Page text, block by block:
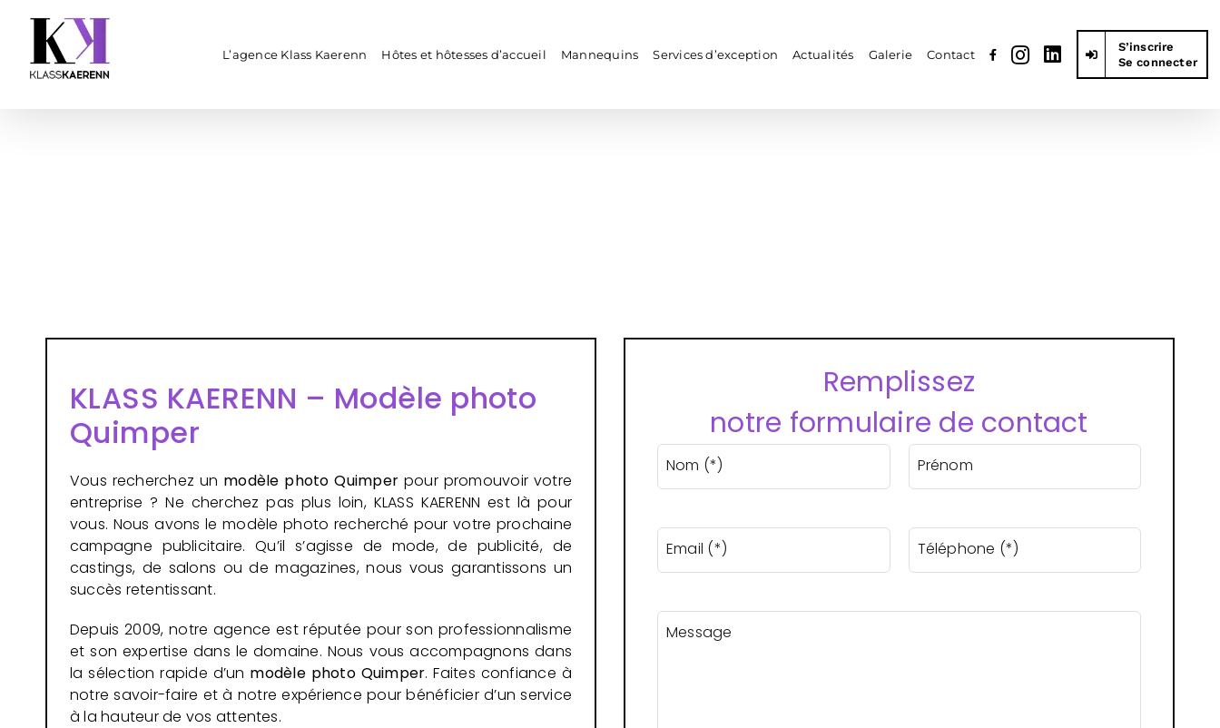
contenu
L’agence Klass Kaerenn Hôtes et hôtesses d’accueil Mannequins Services d’exception Actualités Galerie Contact
S’inscrire
Se connecter
KLASS KAERENN – Modèle photo
Quimper
Vous recherchez un modèle photo Quimper pour promouvoir votre
entreprise ? Ne cherchez pas plus loin, KLASS KAERENN est là pour
vous. Nous avons le modèle photo recherché pour votre prochaine
campagne publicitaire. Qu’il s’agisse de mode, de publicité, de
castings, de salons ou de magazines, nous vous garantissons un
succès retentissant.
Depuis 2009, notre agence est réputée pour son professionnalisme
et son expertise dans le domaine. Nous vous accompagnons dans
la sélection rapide d’un modèle photoQuimper. Faites confiance à
notre savoir-faire et à notre expérience pour bénéficier d’un service
à la hauteur de vos attentes.
Remplissez
notre formulaire de contact
Nom (*) Prénom
Email (*) Téléphone (*)
Message